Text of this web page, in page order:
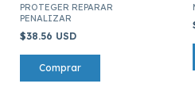
PROTEGER REPARAR
PENALIZAR
$38.56 USD